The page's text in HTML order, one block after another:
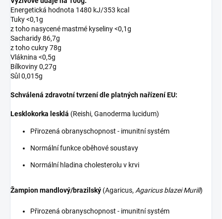
Energetická hodnota 1480 kJ/353 kcal
Tuky <0,1g
z toho nasycené mastmé kyseliny <0,1g
Sacharidy 86,7g
z toho cukry 78g
Vláknina <0,5g
Bílkoviny 0,27g
Sůl 0,015g
Schválená zdravotní tvrzení dle platných nařízení EU:
Lesklokorka lesklá (Reishi, Ganoderma lucidum)
Přirozená obranyschopnost - imunitní systém
Normální funkce oběhové soustavy
Normální hladina cholesterolu v krvi
Žampion mandlový/brazilský (Agaricus, Agaricus blazei Murill)
Přirozená obranyschopnost - imunitní systém